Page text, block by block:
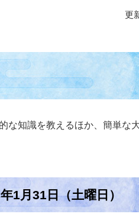
更
な知識を教えるほか、簡単な
1月31日（土曜日）